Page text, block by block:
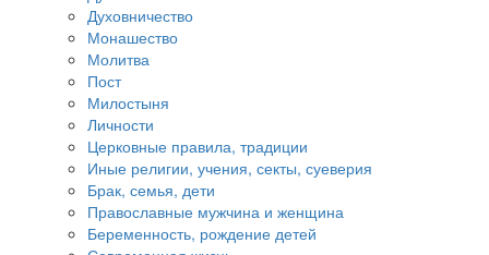
Духовничество
Монашество
Молитва
Пост
Милостыня
Личности
Церковные правила, традиции
Иные религии, учения, секты, суеверия
Брак, семья, дети
Православные мужчина и женщина
Беременность, рождение детей